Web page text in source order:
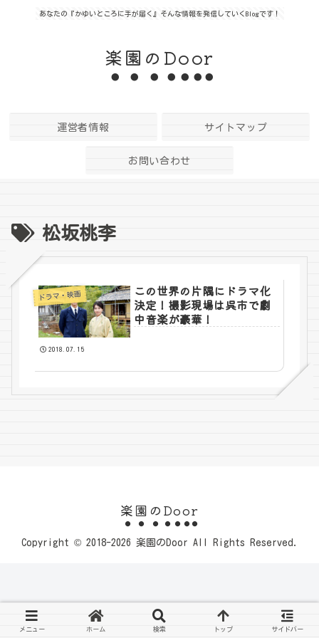
あなたの『かゆいところに手が届く』そんな情報を発信していくBlogです！
楽園のDoor
運営者情報 サイトマップ
お問い合わせ
松坂桃李
ドラマ・映画
この世界の片隅にドラマ化
決定！撮影現場は呉市で劇
中音楽が豪華！
2018.07.15
楽園のDoor
Copyright © 2018-2026 楽園のDoor All Rights Reserved.
メニュー ホーム 検索 トップ サイドバー